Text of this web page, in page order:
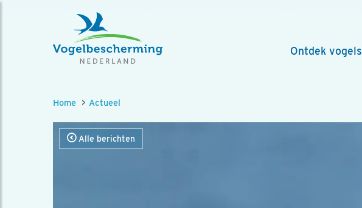
Ontdek vogels
Home Actueel
Alle berichten